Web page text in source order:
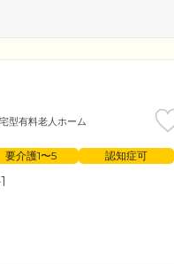
型有料老人ホーム
要介護1〜5 認知症可